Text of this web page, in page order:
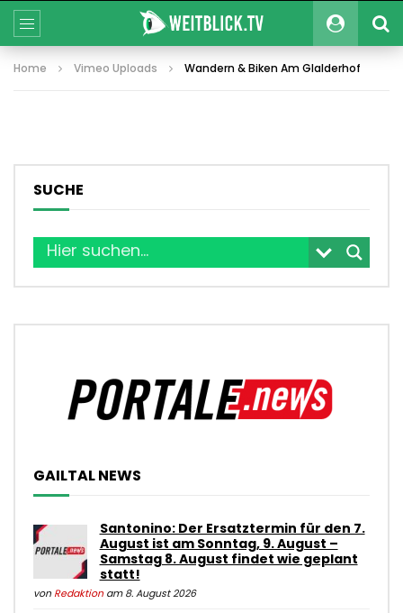
Home Vimeo Uploads Wandern & Biken Am Glalderhof
SUCHE
GAILTAL NEWS
Santonino: Der Ersatztermin für den 7.
August ist am Sonntag, 9. August –
Samstag 8. August findet wie geplant
statt!
von Redaktionam 8. August 2026